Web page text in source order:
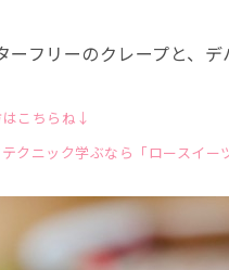
ーフリーのクレープと、
こちらね↓
ニック学ぶなら「ロースイー